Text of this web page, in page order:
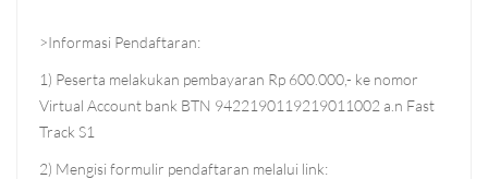
>Informasi Pendaftaran:
1) Peserta melakukan pembayaran Rp 600.000,- ke nomor
Virtual Account bank BTN 9422190119219011002 a.n Fast
Track S1
2) Mengisi formulir pendaftaran melalui link: